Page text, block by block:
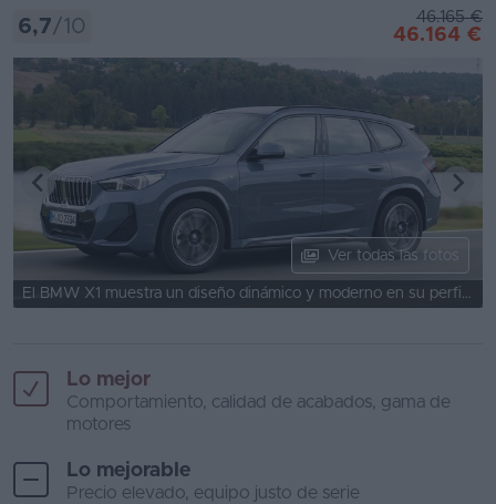
de
opiniones
de
compra
Comparador
Favoritos
Concesionarios
coche
Blog
Ventas
de
6,7/10 46.165 €
46.164 €
Ver todas las fotos
El BMW X1 muestra un diseño dinámico y moderno en su perfil lateral.
Lo mejor
Comportamiento, calidad de acabados, gama de
motores
Lo mejorable
Precio elevado, equipo justo de serie